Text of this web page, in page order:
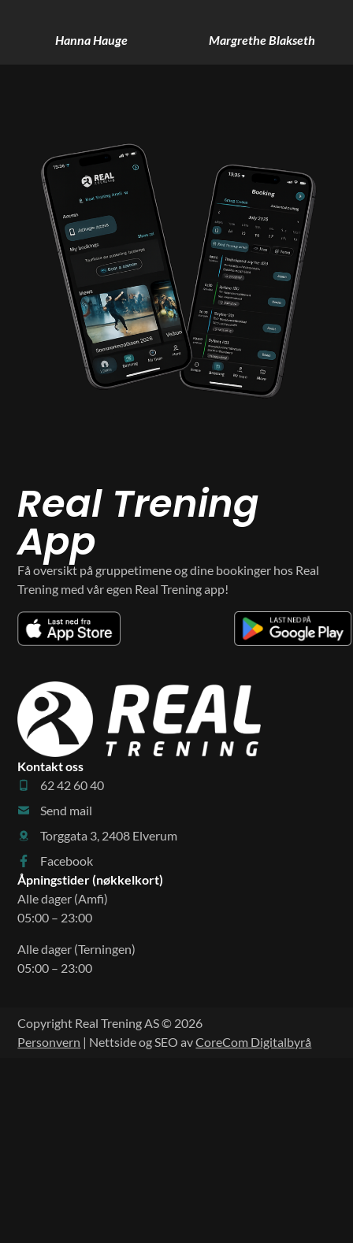
Hanna Hauge Margrethe Blakseth
Real Trening
App
Få oversikt på gruppetimene og dine bookinger hos Real
Trening med vår egen Real Trening app!
Kontakt oss
62 42 60 40
Send mail
Torggata 3, 2408 Elverum
Facebook
Åpningstider (nøkkelkort)
Alle dager (Amfi)
05:00 – 23:00
Alle dager (Terningen)
05:00 – 23:00
Copyright Real Trening AS © 2026
Personvern | Nettside og SEO avCoreCom Digitalbyrå